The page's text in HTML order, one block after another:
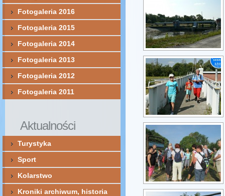
Fotogaleria 2016
Fotogaleria 2015
Fotogaleria 2014
Fotogaleria 2013
Fotogaleria 2012
Fotogaleria 2011
Aktualności
Turystyka
Sport
Kolarstwo
Kroniki archiwum, historia